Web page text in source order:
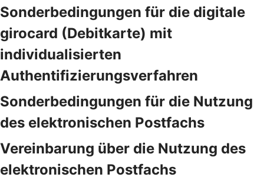
Sonderbedingungen für die digitale
girocard (Debitkarte) mit
individualisierten
Authentifizierungsverfahren
Sonderbedingungen für die Nutzung
des elektronischen Postfachs
Vereinbarung über die Nutzung des
elektronischen Postfachs